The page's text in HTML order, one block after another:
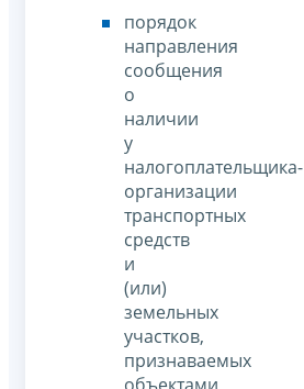
порядок
направления
сообщения
о
наличии
у
налогоплательщика-
организации
транспортных
средств
и
(или)
земельных
участков,
признаваемых